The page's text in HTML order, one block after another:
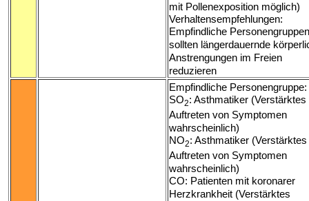
mit Pollenexposition möglich)
Verhaltensempfehlungen:
Empfindliche
sollten längerdauernde
Anstrengungen im Freien
reduzieren
Empfindliche Personengruppe:
SO2: Asthmatiker (Verstärktes
Auftreten von Symptomen
wahrscheinlich)
NO2: Asthmatiker (Verstärktes
Auftreten von Symptomen
wahrscheinlich)
CO: Patienten mit koronarer
Herzkrankheit (Verstärktes